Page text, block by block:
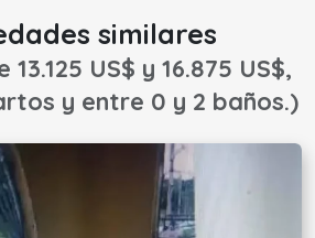
similares
US$ y 16.875 US$,
y entre 0 y 2 baños.)